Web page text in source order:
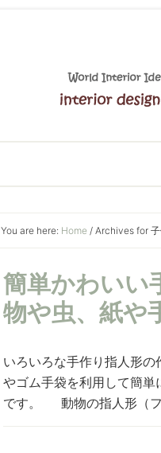
You are here: Home / Archives for
簡単かわいい
物や虫、紙や
いろいろな手作り指人形
やゴム手袋を利用して簡
です。 動物の指人形（